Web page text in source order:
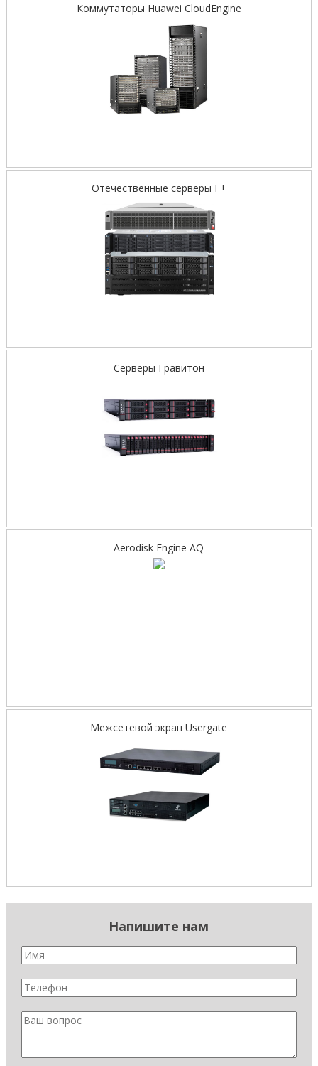
Коммутаторы Huawei CloudEngine
Отечественные серверы F+
Серверы Гравитон
Aerodisk Engine AQ
Межсетевой экран Usergate
Напишите нам